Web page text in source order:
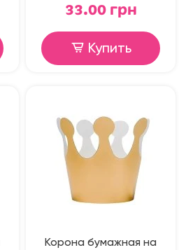
33.00 грн
Купить
Корона бумажная на